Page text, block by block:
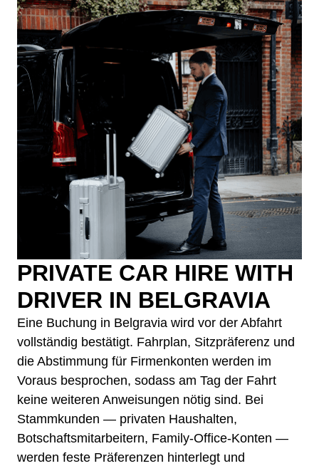
PRIVATE CAR HIRE WITH
DRIVER IN BELGRAVIA
Eine Buchung in Belgravia wird vor der Abfahrt
vollständig bestätigt. Fahrplan, Sitzpräferenz und
die Abstimmung für Firmenkonten werden im
Voraus besprochen, sodass am Tag der Fahrt
keine weiteren Anweisungen nötig sind. Bei
Stammkunden — privaten Haushalten,
Botschaftsmitarbeitern, Family-Office-Konten —
werden feste Präferenzen hinterlegt und